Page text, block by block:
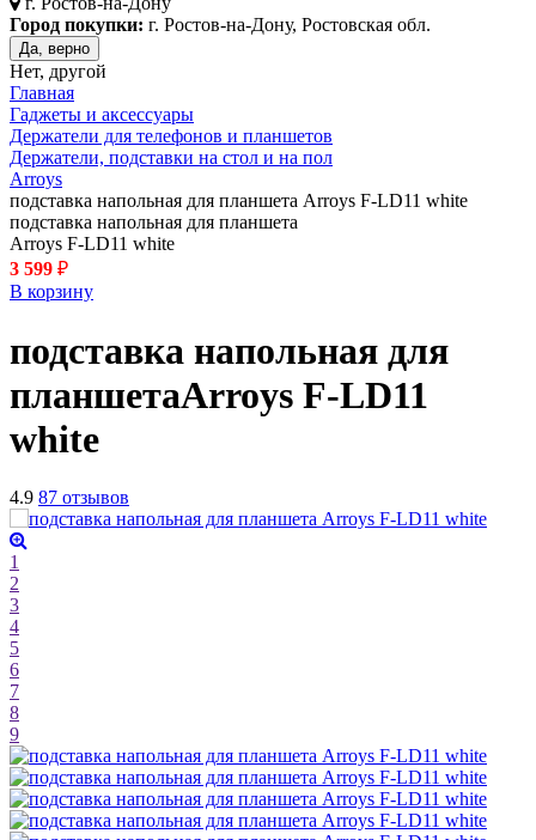
Город покупки: г. Ростов-на-Дону, Ростовская обл.
Да, верно
Нет, другой
Главная
Гаджеты и аксессуары
Держатели для телефонов и планшетов
Держатели, подставки на стол и на пол
Arroys
подставка напольная для планшета Arroys F-LD11 white
подставка напольная для планшета
Arroys F-LD11 white
3 599 ₽
В корзину
подставка напольная для
планшетаArroys F-LD11
white
4.9 87 отзывов
1
2
3
4
5
6
7
8
9